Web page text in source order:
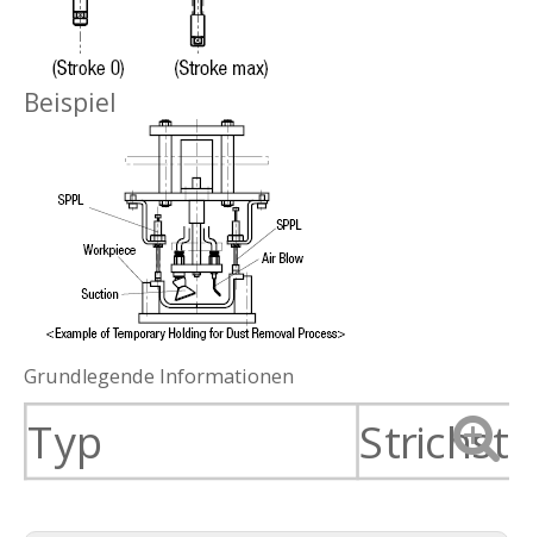
Beispiel
Grundlegende Informationen
Typ